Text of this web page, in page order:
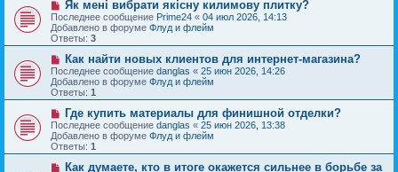
н
и
е
о
о
б
щ
е
н
и
е
Н
о
в
о
е
с
о
о
б
щ
е
н
и
е
Як мені вибрати якісну килимову плитку?
Последнее сообщение Prime24 « 04 июл 2026, 14:13
Добавлено в форуме Флуд и флейм
Ответы: 3
Н
о
в
о
е
с
о
о
б
щ
е
Как найти новых клиентов для интернет-магазина?
Последнее сообщение danglas « 25 июн 2026, 14:26
Добавлено в форуме Флуд и флейм
Ответы: 1
Н
о
в
о
е
с
Где купить материалы для финишной отделки?
Последнее сообщение danglas « 25 июн 2026, 13:38
Добавлено в форуме Флуд и флейм
Ответы: 1
НКак думаете, кто в итоге окажется сильнее в борьбе за